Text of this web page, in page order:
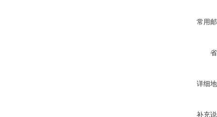
常用
详细
补充